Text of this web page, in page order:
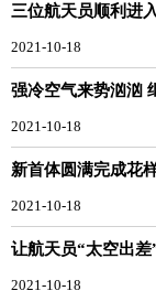
三位航天员顺利进
2021-10-18
强冷空气来势汹汹
2021-10-18
新首体圆满完成花
2021-10-18
让航天员“太空出差
2021-10-18